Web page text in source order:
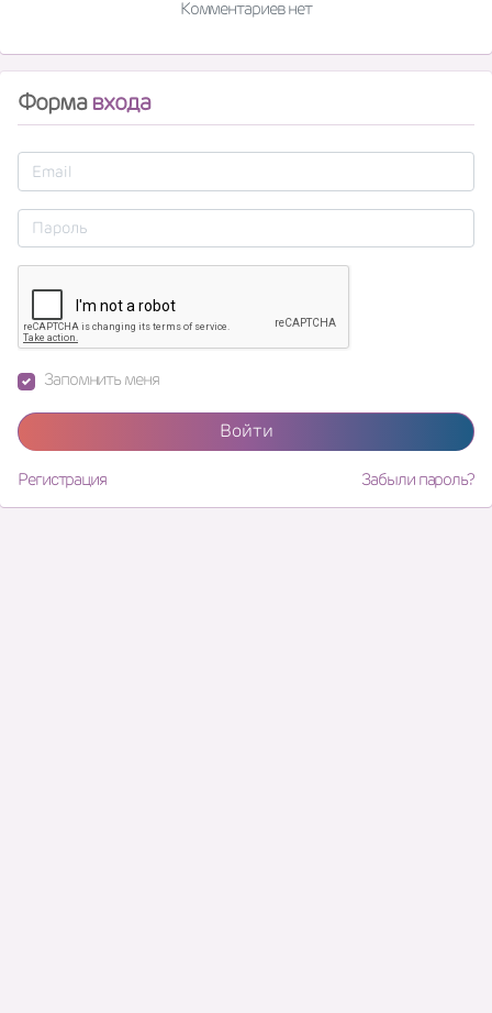
Комментариев нет
Формавхода
Запомнить меня
Войти
Регистрация Забыли пароль?